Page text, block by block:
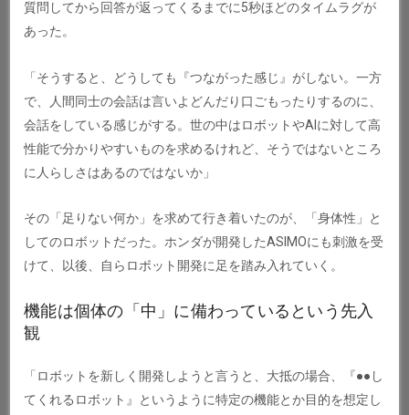
質問してから回答が返ってくるまでに5秒ほどのタイムラグが
あった。
「そうすると、どうしても『つながった感じ』がしない。一方
で、人間同士の会話は言いよどんだり口ごもったりするのに、
会話をしている感じがする。世の中はロボットやAIに対して高
性能で分かりやすいものを求めるけれど、そうではないところ
に人らしさはあるのではないか」
その「足りない何か」を求めて行き着いたのが、「身体性」と
してのロボットだった。ホンダが開発したASIMOにも刺激を受
けて、以後、自らロボット開発に足を踏み入れていく。
機能は個体の「中」に備わっているという先入
観
「ロボットを新しく開発しようと言うと、大抵の場合、『●●し
てくれるロボット』というように特定の機能とか目的を想定し